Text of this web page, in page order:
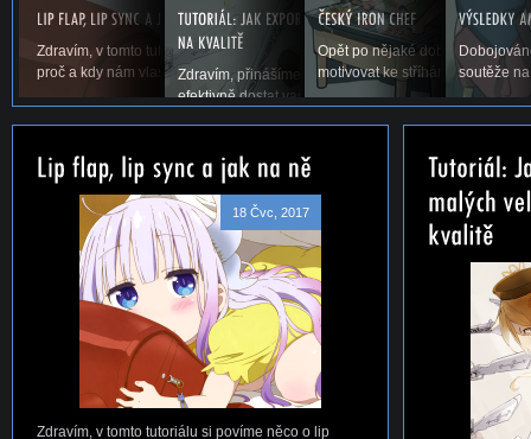
Zdravím, v tomto tutoriálu si povíme něco o lip flapu, co to je,
proč a kdy nám vlastně v AMV vadí a samozřejmě,...
Zdravím, přinášíme vám první tutoriál na téma, jak
efektivně dostat vaše AMV ze střihacího...
Opět po nějaké době vás vítáme
motivovat ke stříhání. Snad se
soutěže
18 Čvc, 2017
Zdravím, v tomto tutoriálu si povíme něco o lip